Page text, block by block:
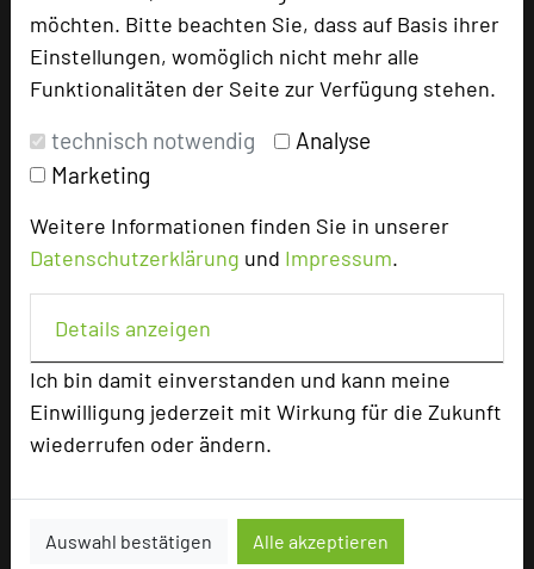
möchten. Bitte beachten Sie, dass auf Basis ihrer
Einstellungen, womöglich nicht mehr alle
Funktionalitäten der Seite zur Verfügung stehen.
technisch notwendig
Analyse
Marketing
Weitere Informationen finden Sie in unserer
Datenschutzerklärung und Impressum.
Details anzeigen
Ich bin damit einverstanden und kann meine
Einwilligung jederzeit mit Wirkung für die Zukunft
wiederrufen oder ändern.
Auswahl bestätigen Alle akzeptieren
language Homepage
Tagungsleiter
Tagungsteilnehmer
Hoteldaten